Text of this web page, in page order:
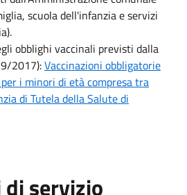
scuola dell'infanzia e servizi
obblighi vaccinali previsti dalla
2017):Vaccinazioni obbligatorie
i minori di età compresa tra
di Tutela della Salute di
servizio